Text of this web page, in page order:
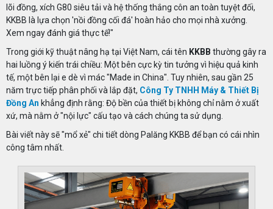
lõi đồng, xích G80 siêu tải và hệ thống thắng côn an toàn tuyệt đối,
KKBB là lựa chọn 'nồi đồng cối đá' hoàn hảo cho mọi nhà xưởng.
Xem ngay đánh giá thực tế!"
Trong giới kỹ thuật nâng hạ tại Việt Nam, cái tên KKBB thường gây ra
hai luồng ý kiến trái chiều: Một bên cực kỳ tin tưởng vì hiệu quả kinh
tế, một bên lại e dè vì mác "Made in China". Tuy nhiên, sau gần 25
năm trực tiếp phân phối và lắp đặt, Công Ty TNHH Máy & Thiết Bị
Đồng An khẳng định rằng: Độ bền của thiết bị không chỉ nằm ở xuất
xứ, mà nằm ở "nội lực" cấu tạo và cách chúng ta sử dụng.
Bài viết này sẽ "mổ xẻ" chi tiết dòng Palăng KKBB để bạn có cái nhìn
công tâm nhất.